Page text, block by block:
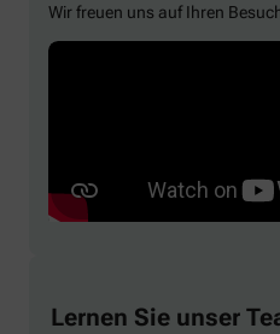
Wir freuen uns auf Ihren
Lernen Sie unser